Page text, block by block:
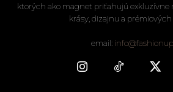
ktorých ako magnet priťahujú exkluzívne
krásy, dizajnu a prémiových
email: